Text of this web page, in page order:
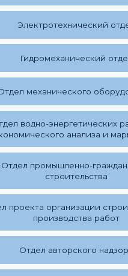
Электротехнический
Гидромеханический
механического
водно-энергетических
анализа и
Отдел промышленно-
строительства
проекта организации
производства работ
Отдел авторского